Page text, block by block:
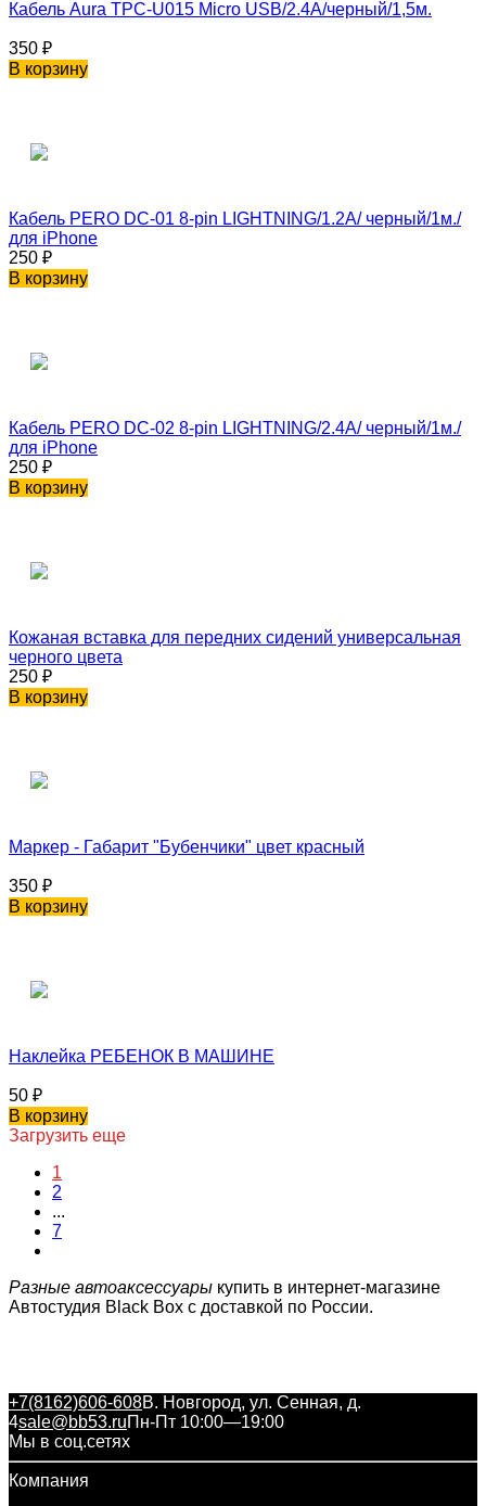
Кабель Aura TPC-U015 Micro USB/2.4A/черный/1,5м.
350 ₽
В корзину
Кабель PERO DC-01 8-pin LIGHTNING/1.2A/ черный/1м./
для iPhone
250 ₽
В корзину
Кабель PERO DC-02 8-pin LIGHTNING/2.4A/ черный/1м./
для iPhone
250 ₽
В корзину
Кожаная вставка для передних сидений универсальная
черного цвета
250 ₽
В корзину
Маркер - Габарит "Бубенчики" цвет красный
350 ₽
В корзину
Наклейка РЕБЕНОК В МАШИНЕ
50 ₽
В корзину
Загрузить еще
1
2
...
7
Разные автоаксессуары купить в интернет-магазине
Автостудия Black Box с доставкой по России.
+7(8162)606-608В. Новгород, ул. Сенная, д.
4sale@bb53.ruПн-Пт 10:00—19:00
Мы в соц.сетях
Компания